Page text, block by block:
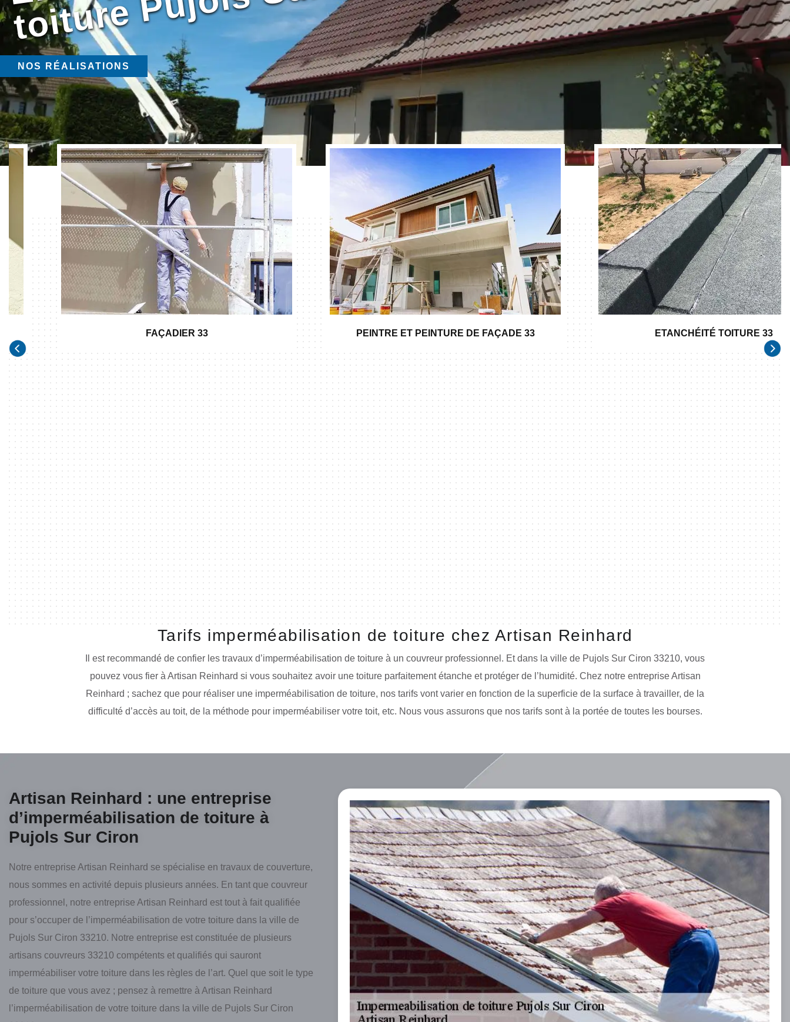
NOS RÉALISATIONS
FAÇADIER 33 PEINTRE ET PEINTURE DE FAÇADE 33 ETANCHÉITÉ TOITURE 33
Tarifs imperméabilisation de toiture chez Artisan Reinhard
Il est recommandé de confier les travaux d’imperméabilisation de toiture à un couvreur professionnel. Et dans la ville de Pujols Sur Ciron 33210, vous
pouvez vous fier à Artisan Reinhard si vous souhaitez avoir une toiture parfaitement étanche et protéger de l’humidité. Chez notre entreprise Artisan
Reinhard ; sachez que pour réaliser une imperméabilisation de toiture, nos tarifs vont varier en fonction de la superficie de la surface à travailler, de la
difficulté d’accès au toit, de la méthode pour imperméabiliser votre toit, etc. Nous vous assurons que nos tarifs sont à la portée de toutes les bourses.
Artisan Reinhard : une entreprise
d’imperméabilisation de toiture à
Pujols Sur Ciron
Notre entreprise Artisan Reinhard se spécialise en travaux de couverture,
nous sommes en activité depuis plusieurs années. En tant que couvreur
professionnel, notre entreprise Artisan Reinhard est tout à fait qualifiée
pour s’occuper de l’imperméabilisation de votre toiture dans la ville de
Pujols Sur Ciron 33210. Notre entreprise est constituée de plusieurs
artisans couvreurs 33210 compétents et qualifiés qui sauront
imperméabiliser votre toiture dans les règles de l’art. Quel que soit le type
de toiture que vous avez ; pensez à remettre à Artisan Reinhard
l’imperméabilisation de votre toiture dans la ville de Pujols Sur Ciron